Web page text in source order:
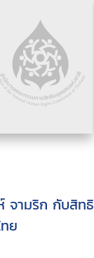
จามริก กับสิทธิ
ย